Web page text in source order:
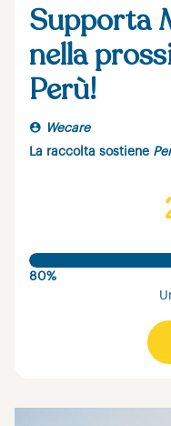
Supporta
nella
Perù!
Wecare
La raccolta sostiene
80%